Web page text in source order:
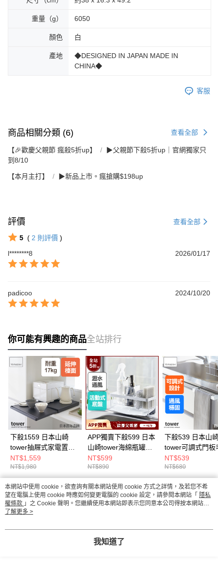
重量（g） 6050
顏色 白
產地
◆DESIGNED IN JAPAN MADE IN
CHINA◆
客服
商品相關分類 (6) 查看全部
【🎉歡慶父親節 瘋殺5折up】
▶父親節下殺5折up｜官網獨家只
到8/10
【本月主打】 ▶新品上市。瘋搶購$198up
評價 查看全部
5 ( 2 則評價 )
l********8
2026/01/17
padicoo 2024/10/20
你可能有興趣的商品全站排行
下殺1559 日本山崎
tower抽屜式家電置物
架(黑)/電器架/廚房收
納架/廚房收納
NT$1,559
NT$1,980
APP獨賣下殺599 日本
山崎tower海綿瓶罐置
物架(白)/瓶罐架/海綿
架/海綿瀝水架/海綿置
物架/廚房收納架
NT$599
NT$890
下殺539 日本山
tower可調式門板
架(白)/門板架/毛
架/門板收納
NT$539
NT$680
熱門標籤
本網站中使用 cookie，欲查詢有關本網站使用 cookie 方式之詳情，及若您不希
望在電腦上使用 cookie 時應如何變更電腦的 cookie 設定，請參閱本網站「 隱私
權條款 」之 Cookie 聲明。您繼續使用本網站即表示您同意本公司得按本網站使
用條款之 Cookie 聲明使用 cookie。
了解更多 >
我知道了